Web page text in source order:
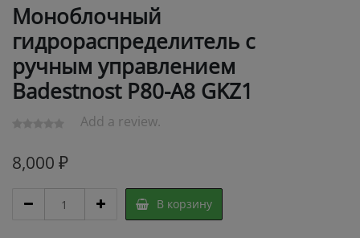
Моноблочный
гидрораспределитель с
ручным управлением
Badestnost P80-A8 GKZ1
Add a review.
8,000 ₽
Моноблочный
гидрораспределитель
В корзину